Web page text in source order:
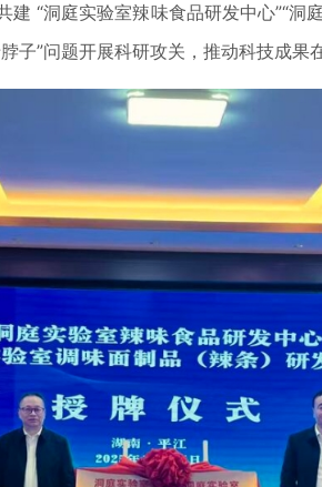
洞庭实验室辣味食品研发中心”“洞
”问题开展科研攻关，推动科技成果